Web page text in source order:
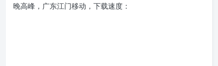
晚高峰，广东江门移动，下载速度：